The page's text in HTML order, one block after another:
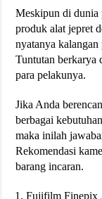
Meskipun di dunia
produk alat jepret
nyatanya
Tuntutan berkarya
para pelakunya.
Jika Anda
berbagai
maka inilah
Rekomendasi
barang incaran.
Fujifilm Finepix